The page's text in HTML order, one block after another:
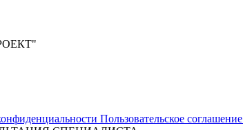
Пользовательское соглашение